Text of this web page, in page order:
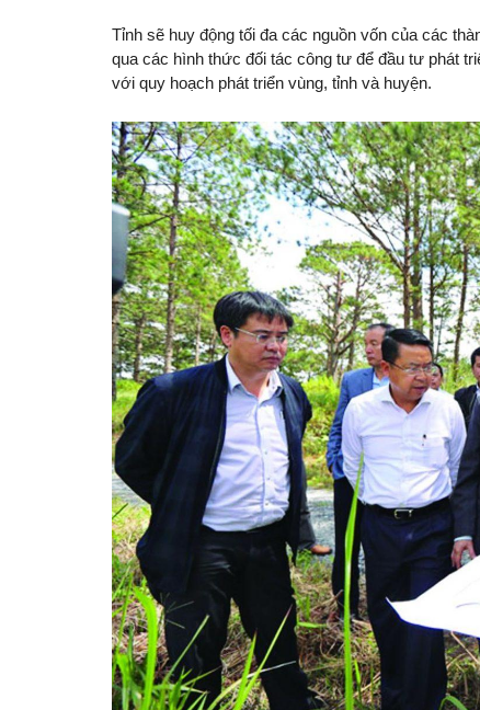
Tỉnh sẽ huy động tối đa các nguồn vốn của các
qua các hình thức đối tác công tư để đầu tư phát
với quy hoạch phát triển vùng, tỉnh và huyện.